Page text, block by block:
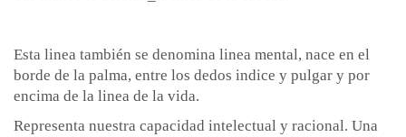
Esta linea también se denomina linea mental, nace en el
borde de la palma, entre los dedos indice y pulgar y por
encima de la linea de la vida.
Representa nuestra capacidad intelectual y racional. Una